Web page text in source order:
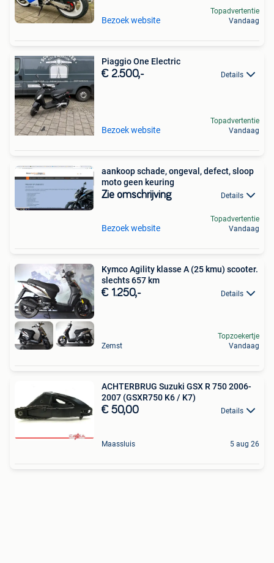
Bezoek website
Topadvertentie
Vandaag
Piaggio One Electric
€ 2.500,- Details
Bezoek website
Topadvertentie
Vandaag
aankoop schade, ongeval, defect, sloop
moto geen keuring
Zie omschrijving Details
Bezoek website
Topadvertentie
Vandaag
Kymco Agility klasse A (25 kmu) scooter.
slechts 657 km
€ 1.250,- Details
Zemst
Topzoekertje
Vandaag
ACHTERBRUG Suzuki GSX R 750 2006-
2007 (GSXR750 K6 / K7)
€ 50,00 Details
Maassluis 5 aug 26